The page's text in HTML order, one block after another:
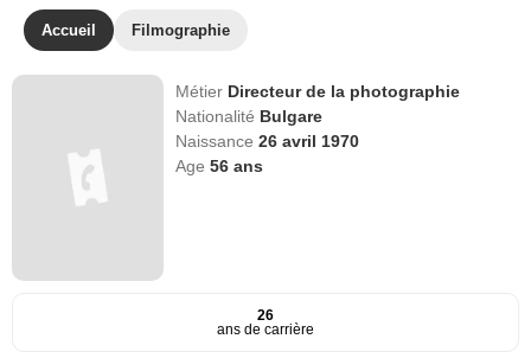
Accueil Filmographie
Métier Directeur de la photographie
Nationalité Bulgare
Naissance26 avril 1970
Age56 ans
26
ans de carrière